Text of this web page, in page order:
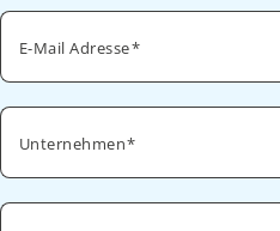
E-Mail Adresse
Unternehmen